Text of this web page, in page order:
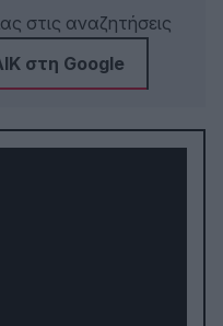
στις αναζητήσεις
στη Google